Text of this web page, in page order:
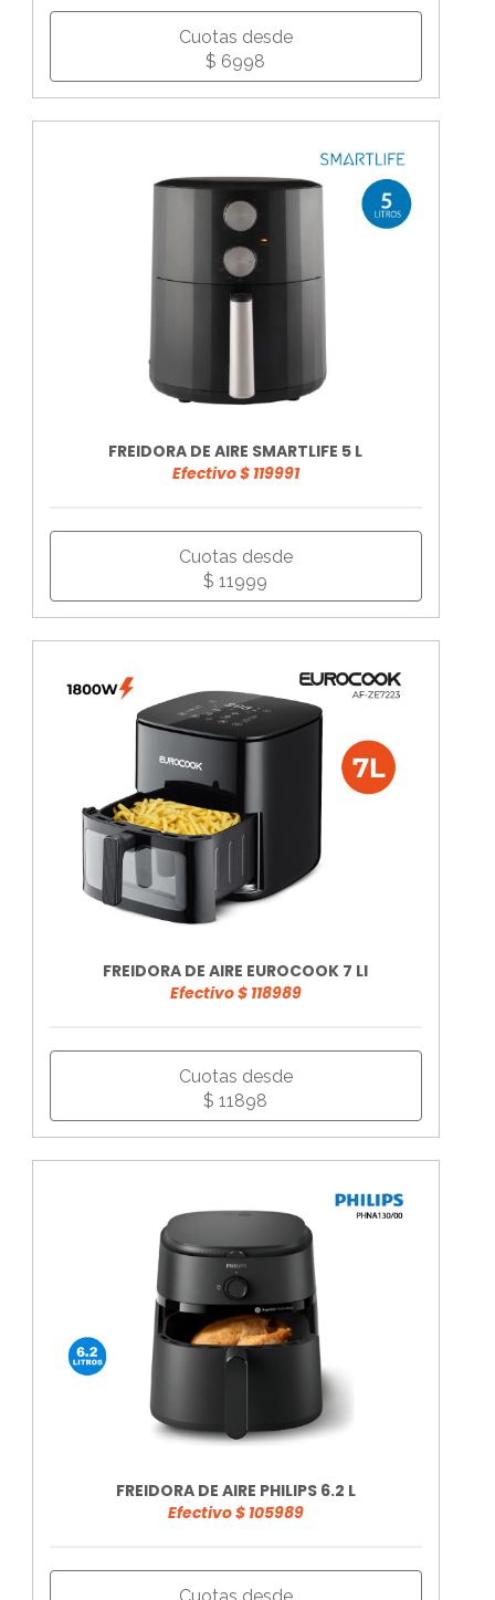
Cuotas desde
$ 6998
FREIDORA DE AIRE SMARTLIFE 5 L
Efectivo $ 119991
Cuotas desde
$ 11999
FREIDORA DE AIRE EUROCOOK 7 LI
Efectivo $ 118989
Cuotas desde
$ 11898
FREIDORA DE AIRE PHILIPS 6.2 L
Efectivo $ 105989